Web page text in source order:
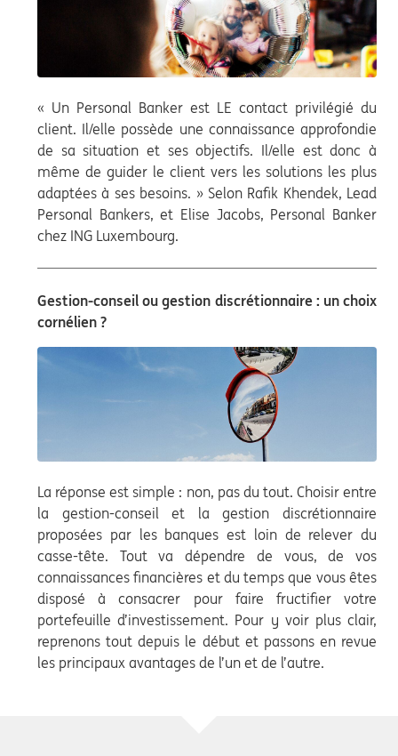
« Un Personal Banker est LE contact privilégié du
client. Il/elle possède une connaissance approfondie
de sa situation et ses objectifs. Il/elle est donc à
même de guider le client vers les solutions les plus
adaptées à ses besoins. » Selon Rafik Khendek, Lead
Personal Bankers, et Elise Jacobs, Personal Banker
chez ING Luxembourg.
Gestion-conseil ou gestion discrétionnaire : un choix
cornélien ?
La réponse est simple : non, pas du tout. Choisir entre
la gestion-conseil et la gestion discrétionnaire
proposées par les banques est loin de relever du
casse-tête. Tout va dépendre de vous, de vos
connaissances financières et du temps que vous êtes
disposé à consacrer pour faire fructifier votre
portefeuille d’investissement. Pour y voir plus clair,
reprenons tout depuis le début et passons en revue
les principaux avantages de l’un et de l’autre.